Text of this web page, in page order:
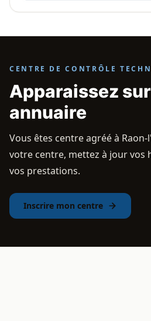
CENTRE DE CONTRÔLE
Apparaissez
annuaire
Vous êtes centre agréé à Raon-
votre centre, mettez à jour vos
vos prestations.
Inscrire mon centre